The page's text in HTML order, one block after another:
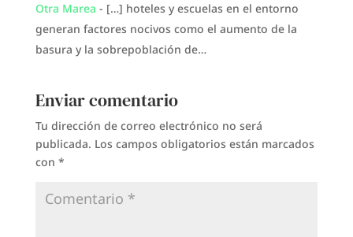
Otra Marea - […] hoteles y escuelas en el entorno
generan factores nocivos como el aumento de la
basura y la sobrepoblación de…
Enviar comentario
Tu dirección de correo electrónico no será
publicada. Los campos obligatorios están marcados
con *